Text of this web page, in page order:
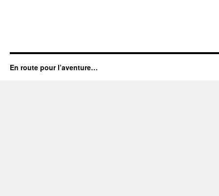
En route pour l’aventure…